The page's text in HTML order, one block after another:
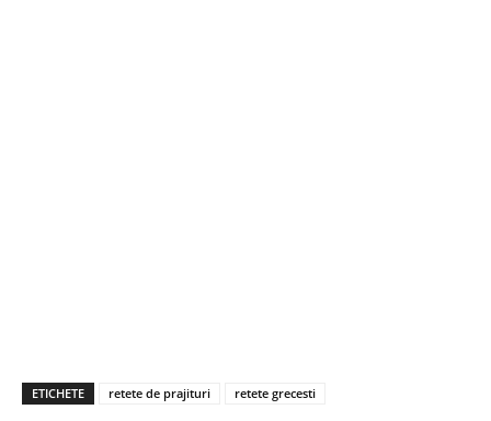
ETICHETE retete de prajituri retete grecesti